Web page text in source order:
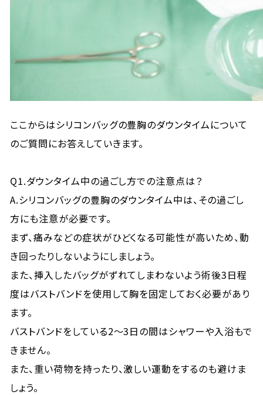
ここからはシリコンバッグの豊胸のダウンタイムについて
のご質問にお答えしていきます。
Q1.ダウンタイム中の過ごし方での注意点は？
A.シリコンバッグの豊胸のダウンタイム中は、その過ごし
方にも注意が必要です。
まず、痛みなどの症状がひどくなる可能性が高いため、動
き回ったりしないようにしましょう。
また、挿入したバッグがずれてしまわないよう術後3日程
度はバストバンドを使用して胸を固定しておく必要があり
ます。
バストバンドをしている2～3日の間はシャワーや入浴もで
きません。
また、重い荷物を持ったり、激しい運動をするのも避けま
しょう。